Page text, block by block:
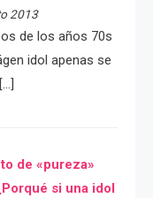
2013
de los años 70s
idol apenas se
de «pureza»
si una idol